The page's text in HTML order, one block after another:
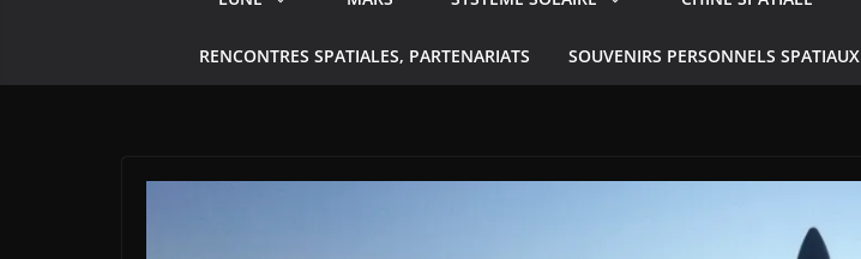
RENCONTRES SPATIALES, PARTENARIATS SOUVENIRS PERSONNELS SPATIAUX